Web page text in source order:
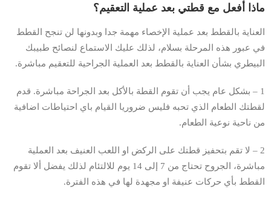
ماذا أفعل مع قطتي بعد عملية التعقيم؟
العناية بالقطط بعد عملية الإخصاء مهمة جدا وبدونها لن تنجح القطط
في عبور هذه المرحلة بسلام، لذلك عليك الاستماع لنصائح طبيبك
البيطري بشأن العناية بالقطط بعد العملية الجراحية للتعقيم مباشرة.
1 – بشكل عام يجب أن تقوم القطة بالأكل بعد الجراحة مباشرة. قدم
لقطتك الطعام الذي تحبه فليس ضروريا القيام باي احتياطات اضافية
من ناحية نوعية الطعام.
2 – لا تقم بتحفيز قطتك على الركض او اللعب العنيف بعد العملية
مباشرة، الجروح تحتاج من 7 إلى 14 يوم للالتئام لذلك يفضل ألا تقوم
القطط بأي حركات عنيفة او مجهدة لها في هذه الفترة.